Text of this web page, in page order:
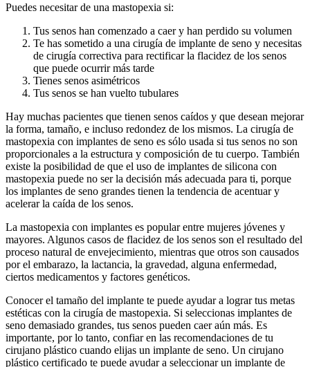
Puedes necesitar de una mastopexia si:
Tus senos han comenzado a caer y han perdido su volumen
Te has sometido a una cirugía de implante de seno y necesitas
de cirugía correctiva para rectificar la flacidez de los senos
que puede ocurrir más tarde
Tienes senos asimétricos
Tus senos se han vuelto tubulares
Hay muchas pacientes que tienen senos caídos y que desean mejorar
la forma, tamaño, e incluso redondez de los mismos. La cirugía de
mastopexia con implantes de seno es sólo usada si tus senos no son
proporcionales a la estructura y composición de tu cuerpo. También
existe la posibilidad de que el uso de implantes de silicona con
mastopexia puede no ser la decisión más adecuada para ti, porque
los implantes de seno grandes tienen la tendencia de acentuar y
acelerar la caída de los senos.
La mastopexia con implantes es popular entre mujeres jóvenes y
mayores. Algunos casos de flacidez de los senos son el resultado del
proceso natural de envejecimiento, mientras que otros son causados
por el embarazo, la lactancia, la gravedad, alguna enfermedad,
ciertos medicamentos y factores genéticos.
Conocer el tamaño del implante te puede ayudar a lograr tus metas
estéticas con la cirugía de mastopexia. Si seleccionas implantes de
seno demasiado grandes, tus senos pueden caer aún más. Es
importante, por lo tanto, confiar en las recomendaciones de tu
cirujano plástico cuando elijas un implante de seno. Un cirujano
plástico certificado te puede ayudar a seleccionar un implante de